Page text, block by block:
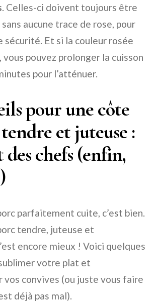
. Celles-ci doivent toujours être
aucune trace de rose, pour
sécurité. Et si la couleur rosée
vous pouvez prolonger la cuisson
pour l’atténuer.
pour une côte
et juteuse :
des chefs (enfin,
parfaitement cuite, c’est bien.
tendre, juteuse et
encore mieux ! Voici quelques
votre plat et
vos convives (ou juste vous faire
déjà pas mal).